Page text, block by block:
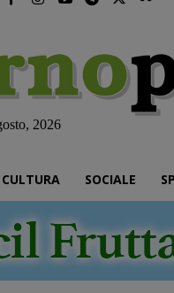
2026
CULTURA SOCIALE